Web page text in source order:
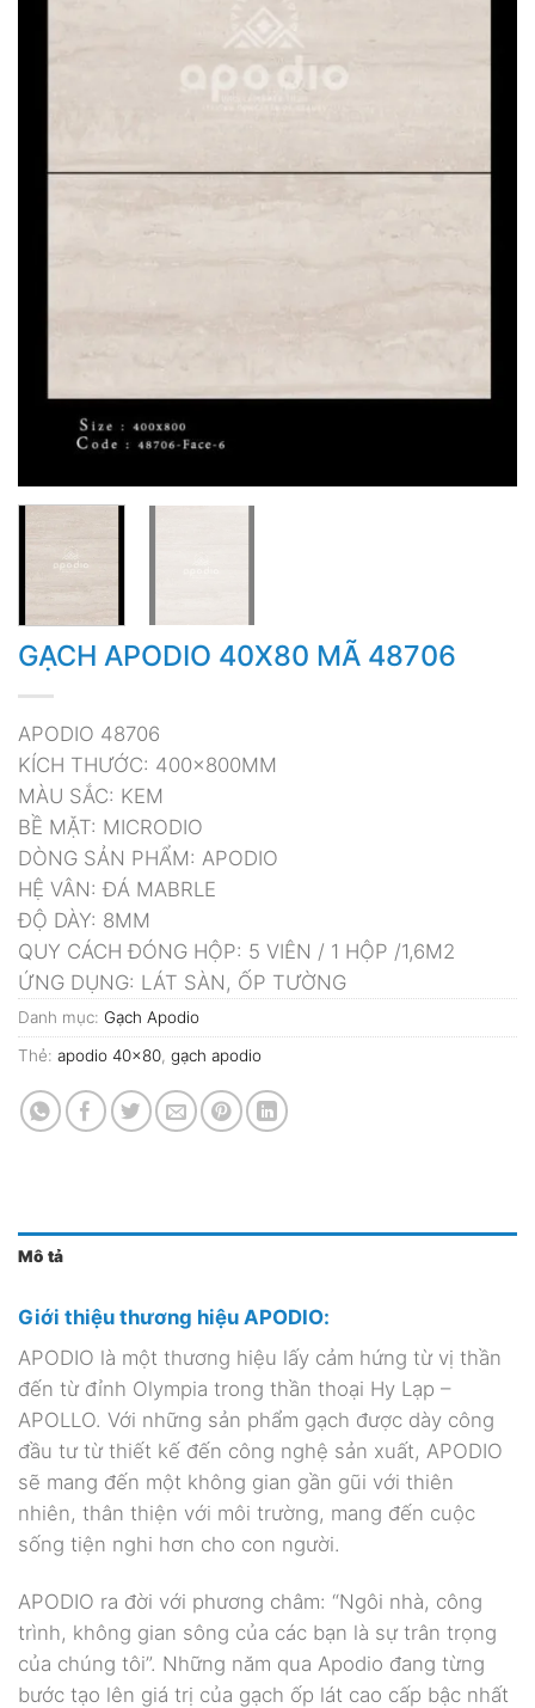
GẠCH APODIO 40X80 MÃ 48706
APODIO 48706
KÍCH THƯỚC: 400x800MM
MÀU SẮC: KEM
BỀ MẶT: MICRODIO
DÒNG SẢN PHẨM: APODIO
HỆ VÂN: ĐÁ MABRLE
ĐỘ DÀY: 8MM
QUY CÁCH ĐÓNG HỘP: 5 VIÊN / 1 HỘP /1,6M2
ỨNG DỤNG: LÁT SÀN, ỐP TƯỜNG
Danh mục: Gạch Apodio
Thẻ: apodio 40x80 gạch apodio
Mô tả
Giới thiệu thương hiệu APODIO:
APODIO là một thương hiệu lấy cảm hứng từ vị thần
đến từ đỉnh Olympia trong thần thoại Hy Lạp –
APOLLO. Với những sản phẩm gạch được dày công
đầu tư từ thiết kế đến công nghệ sản xuất, APODIO
sẽ mang đến một không gian gần gũi với thiên
nhiên, thân thiện với môi trường, mang đến cuộc
sống tiện nghi hơn cho con người.
APODIO ra đời với phương châm: “Ngôi nhà, công
trình, không gian sông của các bạn là sự trân trọng
của chúng tôi”. Những năm qua Apodio đang từng
bước tạo lên giá trị của gạch ốp lát cao cấp bậc nhất